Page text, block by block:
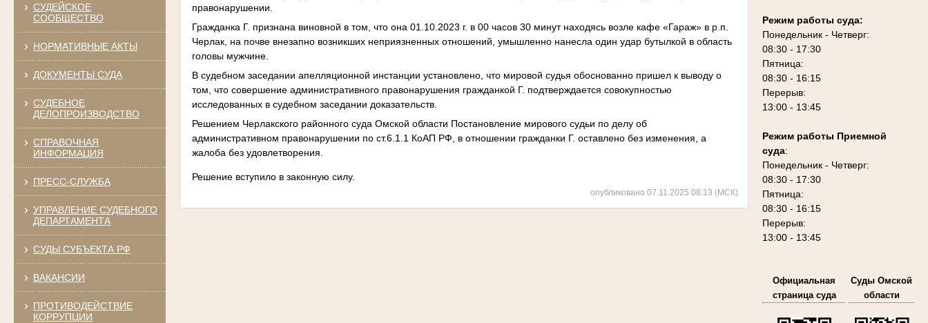
СУДЕЙСКОЕ
СООБЩЕСТВО
НОРМАТИВНЫЕ АКТЫ
ДОКУМЕНТЫ СУДА
СУДЕБНОЕ
ДЕЛОПРОИЗВОДСТВО
СПРАВОЧНАЯ
ИНФОРМАЦИЯ
ПРЕСС-СЛУЖБА
УПРАВЛЕНИЕ СУДЕБНОГО
ДЕПАРТАМЕНТА
СУДЫ СУБЪЕКТА РФ
ВАКАНСИИ
ПРОТИВОДЕЙСТВИЕ
КОРРУПЦИИ
Режим работы суда:
Понедельник - Четверг:
08:30 - 17:30
Пятница:
08:30 - 16:15
Перерыв:
13:00 - 13:45
Режим работы Приемной
суда:
Понедельник - Четверг:
08:30 - 17:30
Пятница:
08:30 - 16:15
Перерыв:
13:00 - 13:45
Официальная
страница суда
Суды Омской
области
правонарушении.
Гражданка Г. признана виновной в том, что она 01.10.2023 г. в 00 часов 30 минут находясь возле кафе «Гараж» в р.п.
Черлак, на почве внезапно возникших неприязненных отношений, умышленно нанесла один удар бутылкой в область
головы мужчине.
В судебном заседании апелляционной инстанции установлено, что мировой судья обоснованно пришел к выводу о
том, что совершение административного правонарушения гражданкой Г. подтверждается совокупностью
исследованных в судебном заседании доказательств.
Решением Черлакского районного суда Омской области Постановление мирового судьи по делу об
административном правонарушении по ст.6.1.1 КоАП РФ, в отношении гражданки Г. оставлено без изменения, а
жалоба без удовлетворения.
Решение вступило в законную силу.
опубликовано 07.11.2025 08:13 (МСК)